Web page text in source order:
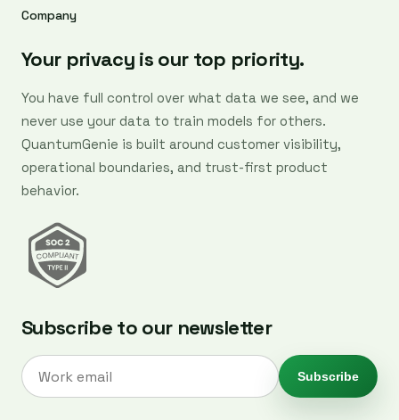
Company
Your privacy is our top priority.
You have full control over what data we see, and we
never use your data to train models for others.
QuantumGenie is built around customer visibility,
operational boundaries, and trust-first product
behavior.
Subscribe to our newsletter
Subscribe